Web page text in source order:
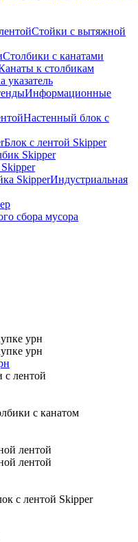
Стойки с вытяжной
Столбики с канатами
к столбикам
указатель
Информационные
Настенный блок с
Блок с лентой Skipper
Skipper
Индустриальная
сбора мусора